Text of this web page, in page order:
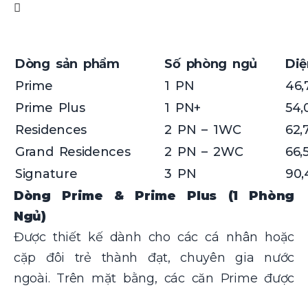
Dòng sản phẩm Số phòng ngủ
Prime
1 PN
Prime Plus
1 PN+
Residences
2 PN – 1WC
Grand Residences
2 PN – 2WC
Signature
3 PN
Dòng Prime & Prime Plus (1 Phòng
Ngủ)
Được thiết kế dành cho các cá nhân hoặc
cặp đôi trẻ thành đạt, chuyên gia nước
ngoài. Trên mặt bằng, các căn Prime được